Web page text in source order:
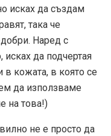
исках да създам
така че
Наред с
да подчертая
кожата, в която се
да използваме
на това!)
не е просто да